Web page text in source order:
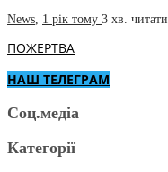
News 1 рік тому 3 хв. читати
ПОЖЕРТВА
НАШ ТЕЛЕГРАМ
Соц.медіа
Категорії